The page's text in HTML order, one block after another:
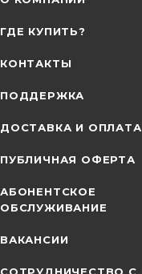
ГДЕ КУПИТЬ?
КОНТАКТЫ
ПОДДЕРЖКА
ДОСТАВКА И ОПЛАТА
ПУБЛИЧНАЯ ОФЕРТА
АБОНЕНТСКОЕ
ОБСЛУЖИВАНИЕ
ВАКАНСИИ